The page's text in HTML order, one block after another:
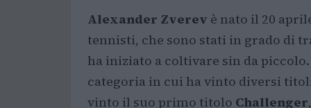
Alexander Zverev è nato il 20
tennisti, che sono stati in grado di
ha iniziato a coltivare sin da
categoria in cui ha vinto diversi
vinto il suo primo titolo Challenger